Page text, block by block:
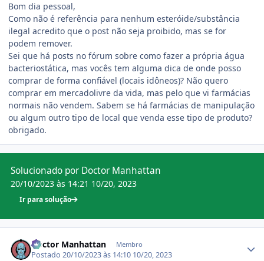
Bom dia pessoal,
Como não é referência para nenhum esteróide/substância
ilegal acredito que o post não seja proibido, mas se for
podem remover.
Sei que há posts no fórum sobre como fazer a própria água
bacteriostática, mas vocês tem alguma dica de onde posso
comprar de forma confiável (locais idôneos)? Não quero
comprar em mercadolivre da vida, mas pelo que vi farmácias
normais não vendem. Sabem se há farmácias de manipulação
ou algum outro tipo de local que venda esse tipo de produto?
obrigado.
Solucionado por Doctor Manhattan
20/10/2023 às 14:21 10/20, 2023
Ir para solução
Doctor Manhattan Membro
Postado20/10/2023 às 14:10 10/20, 2023